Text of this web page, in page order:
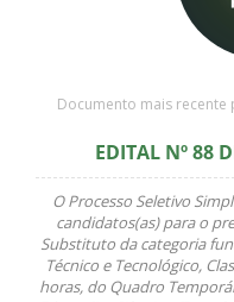
Documento mais recente
EDITAL Nº 88
O Processo Seletivo
candidatos(as) para o
Substituto da categoria
Técnico e Tecnológico,
horas, do Quadro